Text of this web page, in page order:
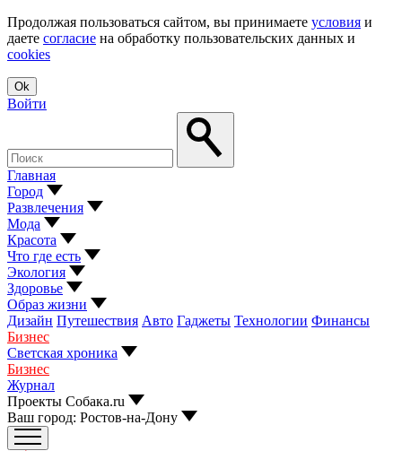
Продолжая пользоваться сайтом, вы принимаете условия и
даете согласие на обработку пользовательских данных и
cookies
Ok
Войти
Главная
Город
Развлечения
Мода
Красота
Что где есть
Экология
Здоровье
Образ жизни
Дизайн Путешествия Авто Гаджеты Технологии Финансы
Бизнес
Светская хроника
Бизнес
Журнал
Проекты Собака.ru
Ваш город: Ростов-на-Дону